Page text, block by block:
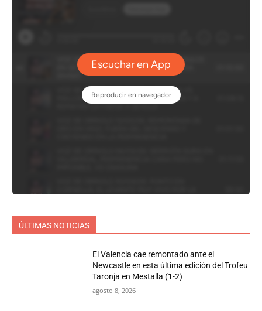
ÚLTIMAS NOTICIAS
El Valencia cae remontado ante el
Newcastle en esta última edición del Trofeu
Taronja en Mestalla (1-2)
agosto 8, 2026